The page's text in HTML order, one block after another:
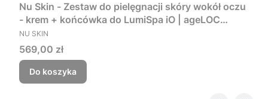
Nu Skin - Zestaw do pielęgnacji skóry wokół oczu
- krem + końcówka do LumiSpa iO | ageLOC
LumiSpa Accent & IdealEyes
PRODUCENT
NU SKIN
Cena
569,00 zł
Do koszyka